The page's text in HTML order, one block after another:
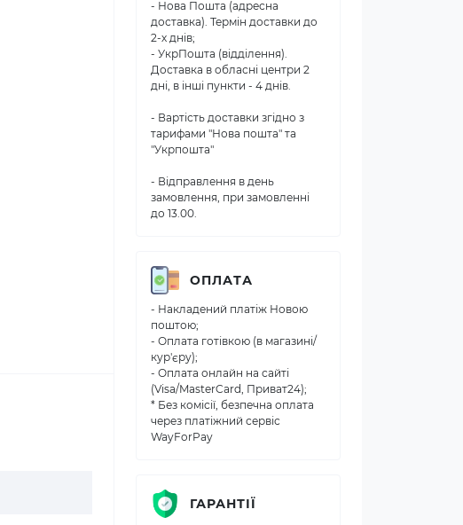
- Нова Пошта (адресна
доставка). Термін доставки до
2-х днів;
- УкрПошта (відділення).
Доставка в обласні центри 2
дні, в інші пункти - 4 днів.
- Вартість доставки згідно з
тарифами "Нова пошта" та
"Укрпошта"
- Відправлення в день
замовлення, при замовленні
до 13.00.
ОПЛАТА
- Накладений платіж Новою
поштою;
- Оплата готівкою (в магазині/
кур'єру);
- Оплата онлайн на сайті
(Visa/MasterCard, Приват24);
* Без комісії, безпечна оплата
через платіжний сервіс
WayForPay
ГАРАНТІЇ